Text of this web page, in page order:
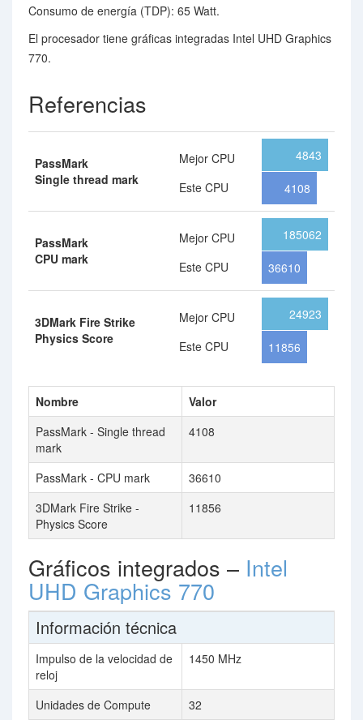
Consumo de energía (TDP): 65 Watt.
El procesador tiene gráficas integradas Intel UHD Graphics
770.
Referencias
PassMark
Single thread mark
Mejor CPU
Este CPU
4843
4108
PassMark
CPU mark
Mejor CPU
Este CPU
185062
36610
3DMark Fire Strike
Physics Score
Mejor CPU
Este CPU
24923
11856
Nombre
Valor
PassMark - Single thread
mark
4108
PassMark - CPU mark
36610
3DMark Fire Strike -
Physics Score
11856
Gráficos integrados – Intel
UHD Graphics 770
Información técnica
Impulso de la velocidad de
reloj
1450 MHz
Unidades de Compute
32